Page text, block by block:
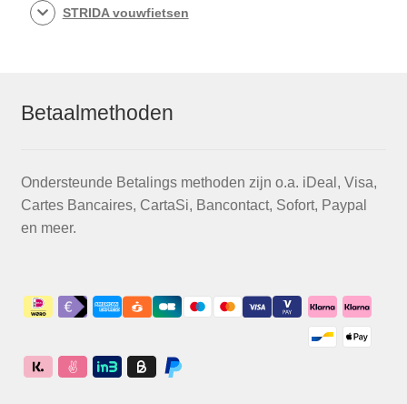
STRIDA vouwfietsen
Betaalmethoden
Ondersteunde Betalings methoden zijn o.a. iDeal, Visa,
Cartes Bancaires, CartaSi, Bancontact, Sofort, Paypal
en meer.